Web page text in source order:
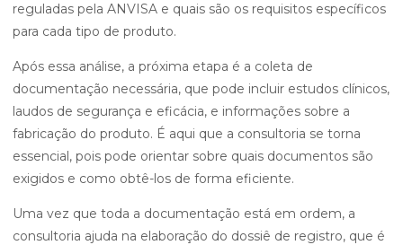
reguladas pela ANVISA e quais são os requisitos específicos
para cada tipo de produto.
Após essa análise, a próxima etapa é a coleta de
documentação necessária, que pode incluir estudos clínicos,
laudos de segurança e eficácia, e informações sobre a
fabricação do produto. É aqui que a consultoria se torna
essencial, pois pode orientar sobre quais documentos são
exigidos e como obtê-los de forma eficiente.
Uma vez que toda a documentação está em ordem, a
consultoria ajuda na elaboração do dossiê de registro, que é